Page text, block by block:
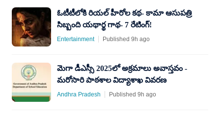
ఓటీటీలోకి రియల్ హీరోల కథ- కామా ఆసుపత్రి
సిబ్బంది యథార్థ గాథ- 7 రేటింగ్!
Entertainment Published 9h ago
మెగా డీఎస్సీ 2025లో అక్రమాలు అవాస్తవం -
మరోసారి పాఠశాల విద్యాశాఖ వివరణ
Andhra Pradesh Published 9h ago